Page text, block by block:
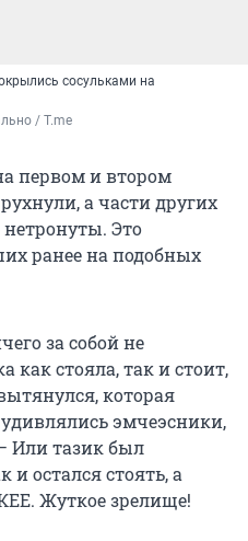
сосульками на
/ T.me
первом и втором
а части других
нетронуты. Это
ранее на подобных
за собой не
как стояла, так и стоит,
которая
эмчеэсники,
Или тазик был
и остался стоять, а
Жуткое зрелище!